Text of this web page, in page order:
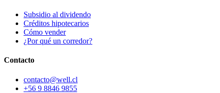
Subsidio al dividendo
Créditos hipotecarios
Cómo vender
¿Por qué un corredor?
Contacto
contacto@well.cl
+56 9 8846 9855